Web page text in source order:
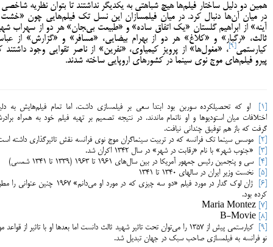
همین دو دلیل ساختار فیلم‌ها هیچ شباهتی به یکدیگر نداشتند تا بتوان نظریه شاخصی
در میان آن‌ها دنبال کرد. در میان فیلمسازان این نسل تک فیلم‌هایی چون
آینه» از ابراهیم گلستان «یک اتفاق ساده» و «طبیعت بی­‌‍جان» هر دو از سهراب
ثالث، «رگبار» و «کلاغ» هر دو از بهرام بیضایی، «مسافر» و «گزارش» از
کیارستمی[9]
، «مغول‌­ها» از پرویز کیمیاوی، «نفرین» از ناصر تقوایی وجود داشتند
پیرو فیلم­‌های موج نوی سینما در کشورهای اروپایی ساخته شدند.
او که تحصیلکرده سوربن بود ابتدا سعی بر فیلمسازی داشت، اما تمام فیلم‌هایش به
اختلافات میان استودیوها و او ناتمام ماندند. در نتیجه تصمیم بر تهیه فیلم خود به همراه
گرفت که باز هم توفیق چندانی نیافت.
موسس سینما تک فرانسه که در تربیت سینماگران موج نوی فرانسه نقش تاثیرگذاری داشته
[3]
«جنوب شهر» با نام «رقابت در شهر» در سال ۱۳۴۲ اکران شد.
سی و پنجمین رئیس جمهور آمریکا در بین سال‌های 1961 تا 1963 (1339 تا 1341 شمسی)
نخست وزیر ایران در سال­های 1340 تا 1341
ژان لوک گدار در مورد فیلم «دو سه چیزی که در مورد او می‌دانم» 1967 چنین
کرده بود.
[7]
[8]
کیارستمی پیش از 1357 را می­‌توان تحت تاثیر شهید ثالث دانست اما بعدها او با تاثیر از قواعد
نو فرانسه به فیلمسازی صاحب سبک در جهان تبدیل شد.